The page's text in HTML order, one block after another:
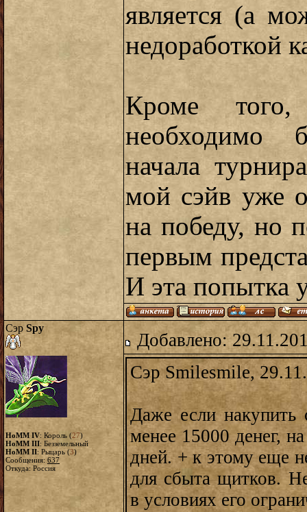
является (а
недоработкой
Кроме того,
необходимо
начала
мой сэйв уже
на победу, но
первым
И эта попытка
Сэр Spy
HoMM IV: Король (27)
HoMM III: Безземельный
HoMM II: Рыцарь (3)
Сообщения: 637
Откуда: Россия
Добавлено:
Сэр Smilesmile,
Даже если накупить
менее 15000 денег,
дней. + к этому еще
для сбыта щитков.
в условиях его